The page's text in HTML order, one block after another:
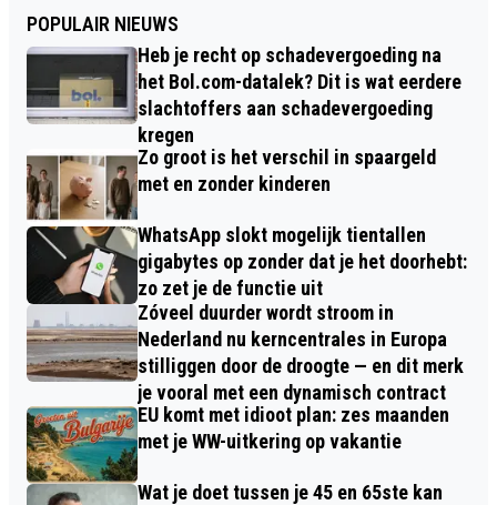
POPULAIR NIEUWS
Heb je recht op schadevergoeding na
het Bol.com-datalek? Dit is wat eerdere
slachtoffers aan schadevergoeding
kregen
Zo groot is het verschil in spaargeld
met en zonder kinderen
WhatsApp slokt mogelijk tientallen
gigabytes op zonder dat je het doorhebt:
zo zet je de functie uit
Zóveel duurder wordt stroom in
Nederland nu kerncentrales in Europa
stilliggen door de droogte — en dit merk
je vooral met een dynamisch contract
EU komt met idioot plan: zes maanden
met je WW-uitkering op vakantie
Wat je doet tussen je 45 en 65ste kan